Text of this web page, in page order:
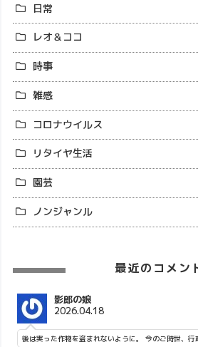
日常
レオ＆ココ
時事
雑感
コロナウイルス
リタイヤ生活
園芸
ノンジャンル
最近のコメン
影郎の娘
2026.04.18
後は実った作物を盗まれないように。 今のご時世、行